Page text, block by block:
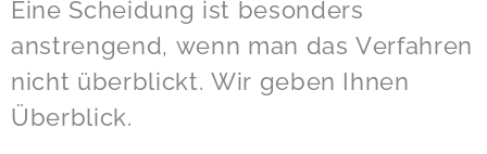
Eine Scheidung ist besonders
anstrengend, wenn man das Verfahren
nicht überblickt. Wir geben Ihnen
Überblick.